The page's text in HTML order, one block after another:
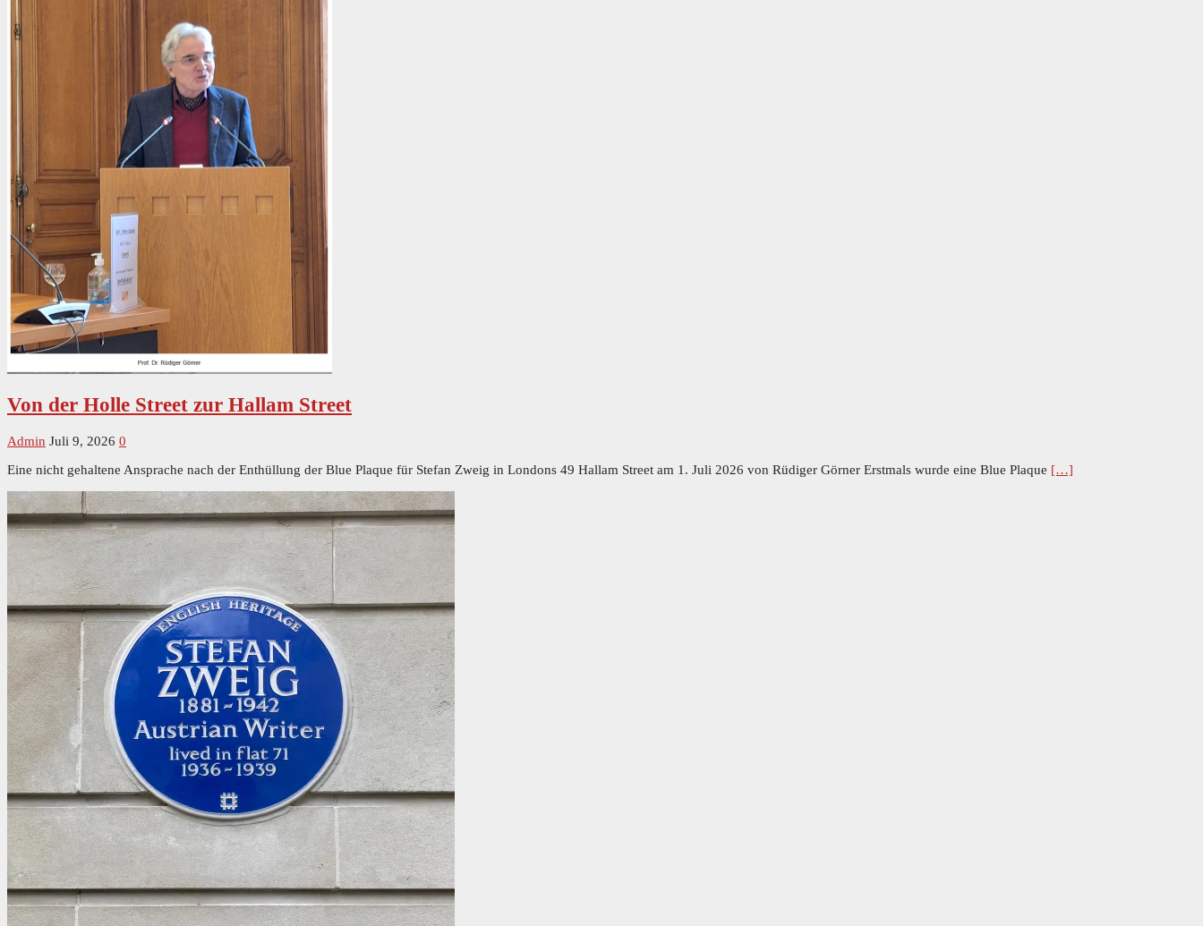
Von der Holle Street zur Hallam Street
Admin Juli 9, 2026 0
Eine nicht gehaltene Ansprache nach der Enthüllung der Blue Plaque für Stefan Zweig in Londons 49 Hallam Street am 1. Juli 2026 von Rüdiger Görner Erstmals wurde eine Blue Plaque […]